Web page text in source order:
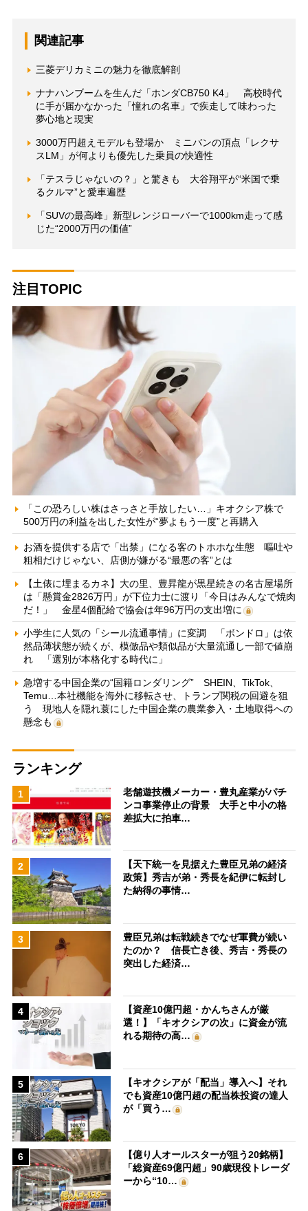
関連記事
三菱デリカミニの魅力を徹底解剖
ナナハンブームを生んだ「ホンダCB750 K4」 高校時代
に手が届かなかった「憧れの名車」で疾走して味わった
夢心地と現実
3000万円超えモデルも登場か ミニバンの頂点「レクサ
スLM」が何よりも優先した乗員の快適性
「テスラじゃないの？」と驚きも 大谷翔平が“米国で乗
るクルマ”と愛車遍歴
「SUVの最高峰」新型レンジローバーで1000km走って感
じた“2000万円の価値”
注目TOPIC
「この恐ろしい株はさっさと手放したい…」キオクシア株で
500万円の利益を出した女性が“夢よもう一度”と再購入
お酒を提供する店で「出禁」になる客のトホホな生態 嘔吐や
粗相だけじゃない、店側が嫌がる“最悪の客”とは
【土俵に埋まるカネ】大の里、豊昇龍が黒星続きの名古屋場所
は「懸賞金2826万円」が下位力士に渡り「今日はみんなで焼肉
だ！」 金星4個配給で協会は年96万円の支出増に
小学生に人気の「シール流通事情」に変調 「ボンドロ」は依
然品薄状態が続くが、模倣品や類似品が大量流通し一部で値崩
れ 「選別が本格化する時代に」
急増する中国企業の“国籍ロンダリング” SHEIN、TikTok、
Temu…本社機能を海外に移転させ、トランプ関税の回避を狙
う 現地人を隠れ蓑にした中国企業の農業参入・土地取得への
懸念も
ランキング
1
老舗遊技機メーカー・豊丸産業がパチ
ンコ事業停止の背景 大手と中小の格
差拡大に拍車…
2
【天下統一を見据えた豊臣兄弟の経済
政策】秀吉が弟・秀長を紀伊に転封し
た納得の事情…
3
豊臣兄弟は転戦続きでなぜ軍費が続い
たのか？ 信長亡き後、秀吉・秀長の
突出した経済…
4
【資産10億円超・かんちさんが厳
選！】「キオクシアの次」に資金が流
れる期待の高…
5
【キオクシアが「配当」導入へ】それ
でも資産10億円超の配当株投資の達人
が「買う…
6
【億り人オールスターが狙う20銘柄】
「総資産69億円超」90歳現役トレーダ
ーから“10…